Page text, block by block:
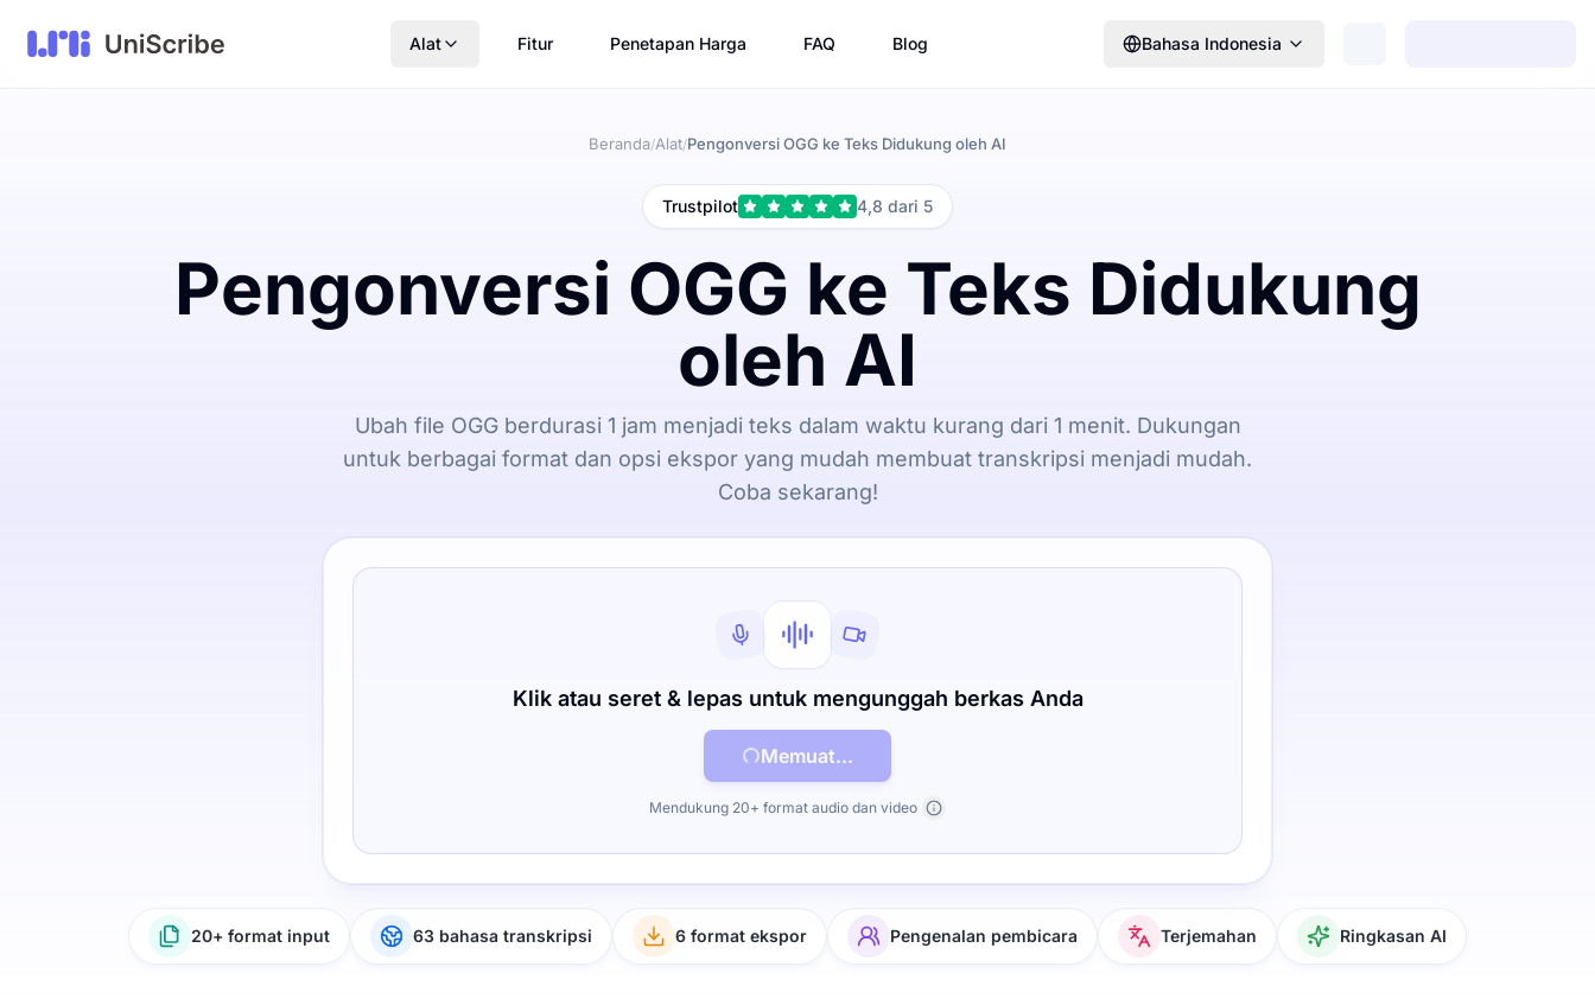
Alat Fitur Penetapan Harga FAQ Blog Bahasa Indonesia
Beranda/Alat/Pengonversi OGG ke Teks Didukung oleh AI
Trustpilot 4,8 dari 5
Pengonversi OGG ke Teks Didukung
oleh AI
Ubah file OGG berdurasi 1 jam menjadi teks dalam waktu kurang dari 1 menit. Dukungan
untuk berbagai format dan opsi ekspor yang mudah membuat transkripsi menjadi mudah.
Coba sekarang!
Klik atau seret & lepas untuk mengunggah berkas Anda
Memuat...
Mendukung 20+ format audio dan video
20+ format input 63 bahasa transkripsi 6 format ekspor Pengenalan pembicara Terjemahan Ringkasan AI